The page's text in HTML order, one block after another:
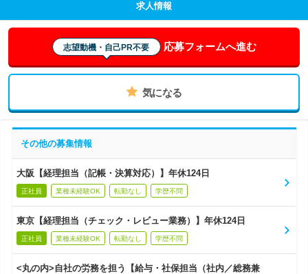
求人情報
志望動機・自己PR不要 応募フォームへ進む
気になる
その他の募集情報
大阪【経理担当（記帳・決算対応）】年休124日
正社員 業種未経験OK 転勤なし 学歴不問
東京【経理担当（チェック・レビュー業務）】年休124日
正社員 業種未経験OK 転勤なし 学歴不問
<丸の内>自社の労務を担う【給与・社保担当（社内／総務兼